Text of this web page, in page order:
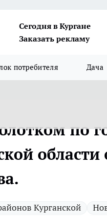
Сегодня в Кургане
Заказать рекламу
потребителя Дача
по
Курганской